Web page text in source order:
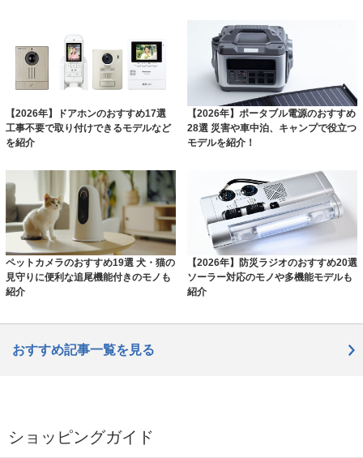
【2026年】ドアホンのおすすめ17選
工事不要で取り付けできるモデルなど
を紹介
【2026年】ポータブル電源のおすすめ
28選 災害や車中泊、キャンプで役立つ
モデルを紹介！
ペットカメラのおすすめ19選 犬・猫の
見守りに便利な追尾機能付きのモノも
紹介
【2026年】防災ラジオのおすすめ20選
ソーラー対応のモノや多機能モデルも
紹介
おすすめ記事一覧を見る
ショッピングガイド